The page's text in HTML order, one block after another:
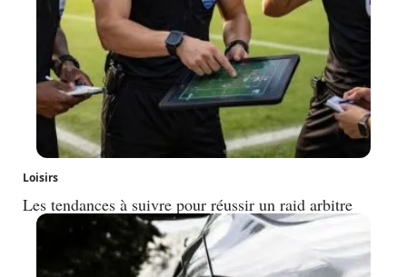
Loisirs
Les tendances à suivre pour réussir un raid arbitre